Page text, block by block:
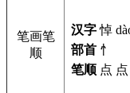
笔画笔
顺
汉字 悼
部首 忄
笔顺 点